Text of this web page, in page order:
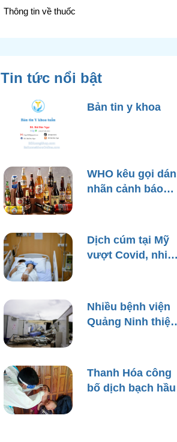
Thông tin về thuốc
Tin tức nổi bật
Bản tin y khoa
WHO kêu gọi dán
nhãn cảnh báo
Dịch cúm tại Mỹ
vượt Covid, nhiều
Nhiều bệnh viện
Quảng Ninh thiệt
Yagi
Thanh Hóa công
bố dịch bạch hầu